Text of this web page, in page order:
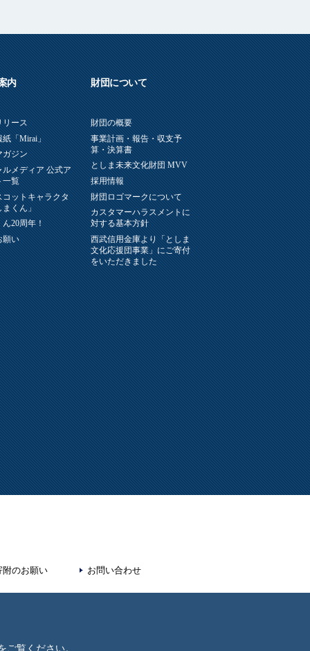
ご覧ください。
内
リース
紙「Mirai」
ガジン
ルメディア 公式ア
一覧
コットキャラクタ
まくん」
ん20周年！
願い
財団について
財団の概要
事業計画・報告・収支予
算・決算書
としま未来文化財団 MVV
採用情報
財団ロゴマークについて
カスタマーハラスメントに
対する基本方針
西武信用金庫より「としま
文化応援団事業」にご寄付
をいただきました
附のお願い お問い合わせ